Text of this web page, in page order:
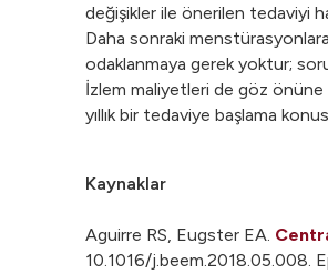
değişikler ile önerilen tedaviyi
Daha sonraki
odaklanmaya gerek yoktur;
İzlem maliyetleri de göz önüne
yıllık bir tedaviye başlama
Kaynaklar
Aguirre RS, Eugster EA.
10.1016/j.beem.2018.05.008.